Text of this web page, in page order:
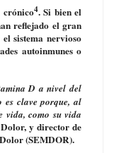
crónico4. Si bien el
reflejado el gran
sistema nervioso
autoinmunes o
D a nivel del
es clave porque, al
vida, como su vida
y director de
(SEMDOR).